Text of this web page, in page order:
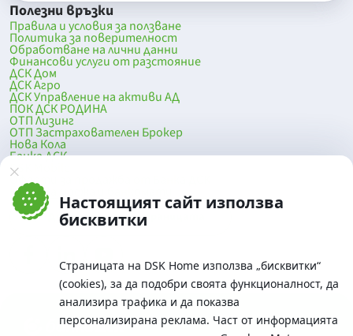
Настоящият сайт използва
бисквитки
Страницата на DSK Home използва „бисквитки“
(cookies), за да подобри своята функционалност, да
анализира трафика и да показва
персонализирана реклама. Част от информацията
Полезни връзки
Правила и условия за ползване
Политика за поверителност
Обработване на лични данни
Финансови услуги от разстояние
ДСК Дом
ДСК Агро
ДСК Управление на активи АД
ПОК ДСК РОДИНА
ОТП Лизинг
ОТП Застрахователен Брокер
Нова Кола
Банка ДСК
DSK Mobile
Оферти за продажба от Банка ДСК
Клонова мрежа и банкомати
До началото на страницата